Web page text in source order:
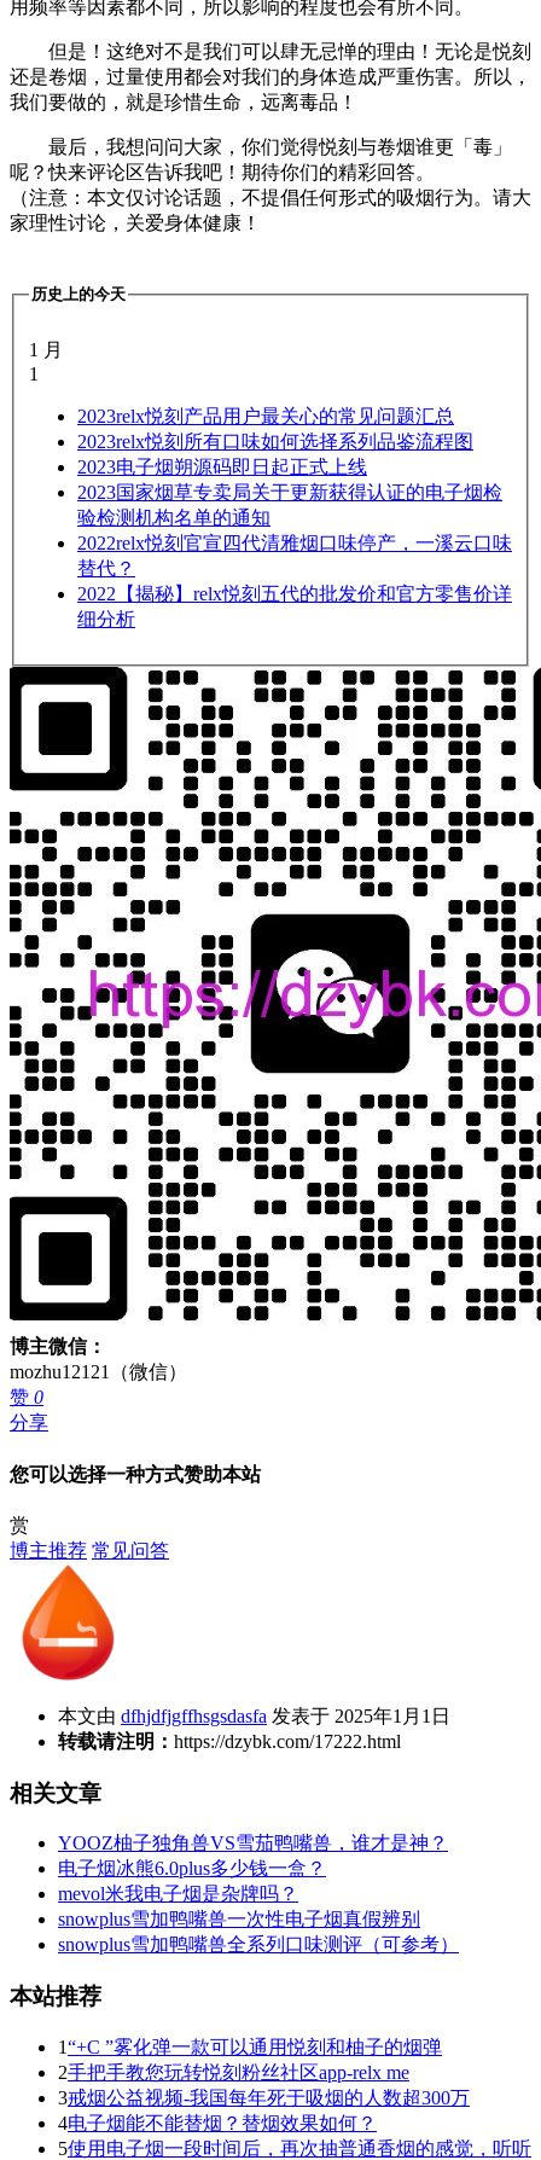
用频率等因素都不同，所以影响的程度也会有所不同。
但是！这绝对不是我们可以肆无忌惮的理由！无论是悦刻
还是卷烟，过量使用都会对我们的身体造成严重伤害。所以，
我们要做的，就是珍惜生命，远离毒品！
最后，我想问问大家，你们觉得悦刻与卷烟谁更「毒」
呢？快来评论区告诉我吧！期待你们的精彩回答。
（注意：本文仅讨论话题，不提倡任何形式的吸烟行为。请大
家理性讨论，关爱身体健康！
历史上的今天
1 月
1
2023relx悦刻产品用户最关心的常见问题汇总
2023relx悦刻所有口味如何选择系列品鉴流程图
2023电子烟朔源码即日起正式上线
2023国家烟草专卖局关于更新获得认证的电子烟检
验检测机构名单的通知
2022relx悦刻官宣四代清雅烟口味停产，一溪云口味
替代？
2022 【揭秘】relx悦刻五代的批发价和官方零售价详
细分析
博主微信：
mozhu12121（微信）
赞 0
分享
您可以选择一种方式赞助本站
赏
博主推荐 常见问答
本文由 dfhjdfjgffhsgsdasfa 发表于 2025年1月1日
转载请注明： https://dzybk.com/17222.html
相关文章
YOOZ柚子独角兽VS雪茄鸭嘴兽，谁才是神？
电子烟冰熊6.0plus多少钱一盒？
mevol米我电子烟是杂牌吗？
snowplus雪加鸭嘴兽一次性电子烟真假辨别
snowplus雪加鸭嘴兽全系列口味测评（可参考）
本站推荐
1“+C ”雾化弹一款可以通用悦刻和柚子的烟弹
2手把手教您玩转悦刻粉丝社区app-relx me
3戒烟公益视频-我国每年死于吸烟的人数超300万
4电子烟能不能替烟？替烟效果如何？
5使用电子烟一段时间后，再次抽普通香烟的感觉，听听